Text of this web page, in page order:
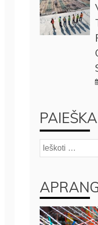
PAIEŠKA
Ieškoti: